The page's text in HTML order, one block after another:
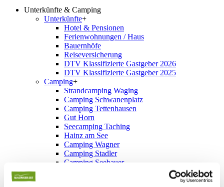
Unterkünfte & Camping
Unterkünfte+
Hotel & Pensionen
Ferienwohnungen / Haus
Bauernhöfe
Reiseversicherung
DTV Klassifizierte Gastgeber 2026
DTV Klassifizierte Gastgeber 2025
Camping+
Strandcamping Waging
Camping Schwanenplatz
Camping Tettenhausen
Gut Horn
Seecamping Taching
Hainz am See
Camping Wagner
Camping Stadler
Camping Seebauer